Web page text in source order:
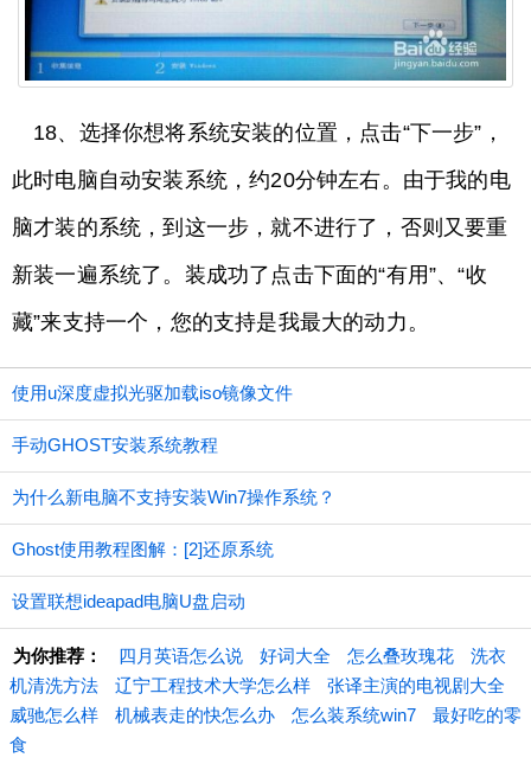
18、选择你想将系统安装的位置，点击“下一步”，
此时电脑自动安装系统，约20分钟左右。由于我的电
脑才装的系统，到这一步，就不进行了，否则又要重
新装一遍系统了。装成功了点击下面的“有用”、“收
藏”来支持一个，您的支持是我最大的动力。
使用u深度虚拟光驱加载iso镜像文件
手动GHOST安装系统教程
为什么新电脑不支持安装Win7操作系统？
Ghost使用教程图解：[2]还原系统
设置联想ideapad电脑U盘启动
为你推荐： 四月英语怎么说 好词大全 怎么叠玫瑰花
洗衣
机清洗方法
辽宁工程技术大学怎么样
张译主演的电视剧大全
威驰怎么样
机械表走的快怎么办 怎么装系统win7
最好吃的零
食